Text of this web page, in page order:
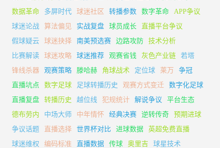
数据革命
多屏时代 球迷社区 转播参数 数字革命
APP争议
球迷论战
算法偏见 实战复盘 球员成长
直播平台争议
假球疑云
球迷抉择 南美预选赛 边路攻防
技术分析
比赛解读
球迷攻略 球迷推荐 观赛省钱 灰色产业链
若塔
锋线杀器
观赛策略 滕哈赫 角球战术 定位球 莱万
争冠
直播坑点
数字足球 足球转播历史 观赛方式变迁
数字化足球
直播复盘
转播历史 越位线 犯规统计 解说争议
平台生态
德布劳内
中场大师 中年情怀 经典决赛 逆转传奇
预期进球
争议话题
直播选择 世界杯对比 进球数据
英超免费直播
球迷维权
编码标准 直播数据 传球 奥里吉
球星技术